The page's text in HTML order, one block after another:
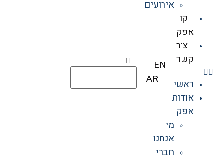
אירועים
קו
אפק
צור
קשר
ראשי
אודות
אפק
מי
אנחנו
חברי
EN
AR